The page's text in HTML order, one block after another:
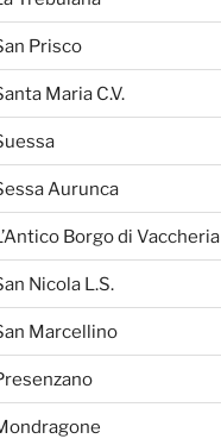
Prisco
Maria C.V.
Aurunca
Borgo di Vaccheria
Nicola L.S.
Marcellino